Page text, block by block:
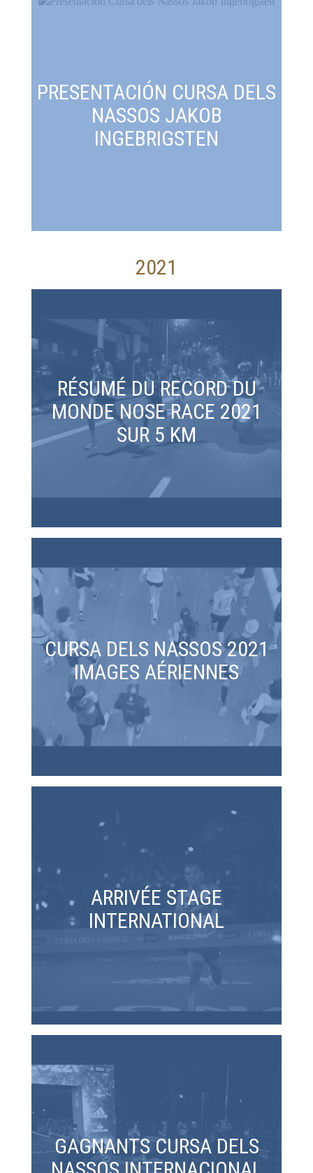
PRESENTACIÓN CURSA DELS
NASSOS JAKOB
INGEBRIGSTEN
2021
RÉSUMÉ DU RECORD DU
MONDE NOSE RACE 2021
SUR 5 KM
CURSA DELS NASSOS 2021
IMAGES AÉRIENNES
ARRIVÉE STAGE
INTERNATIONAL
GAGNANTS CURSA DELS